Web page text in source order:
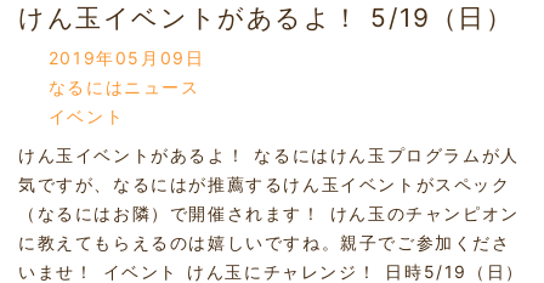
けん玉イベントがあるよ！ 5/19（日）
2019年05月09日
なるにはニュース
イベント
けん玉イベントがあるよ！ なるにはけん玉プログラムが人
気ですが、なるにはが推薦するけん玉イベントがスペック
（なるにはお隣）で開催されます！ けん玉のチャンピオン
に教えてもらえるのは嬉しいですね。親子でご参加くださ
いませ！ イベント けん玉にチャレンジ！ 日時5/19（日）